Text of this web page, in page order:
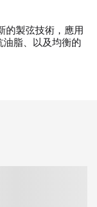
的製弦技術，應用
脂、以及均衡的